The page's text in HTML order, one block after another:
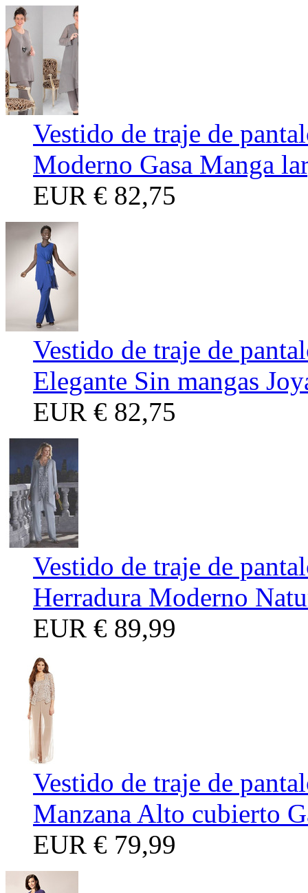
Vestido de traje de
Moderno Gasa Manga
EUR € 82,75
Vestido de traje de
Elegante Sin mangas
EUR € 82,75
Vestido de traje de
Herradura Moderno
EUR € 89,99
Vestido de traje de
Manzana Alto cubierto
EUR € 79,99